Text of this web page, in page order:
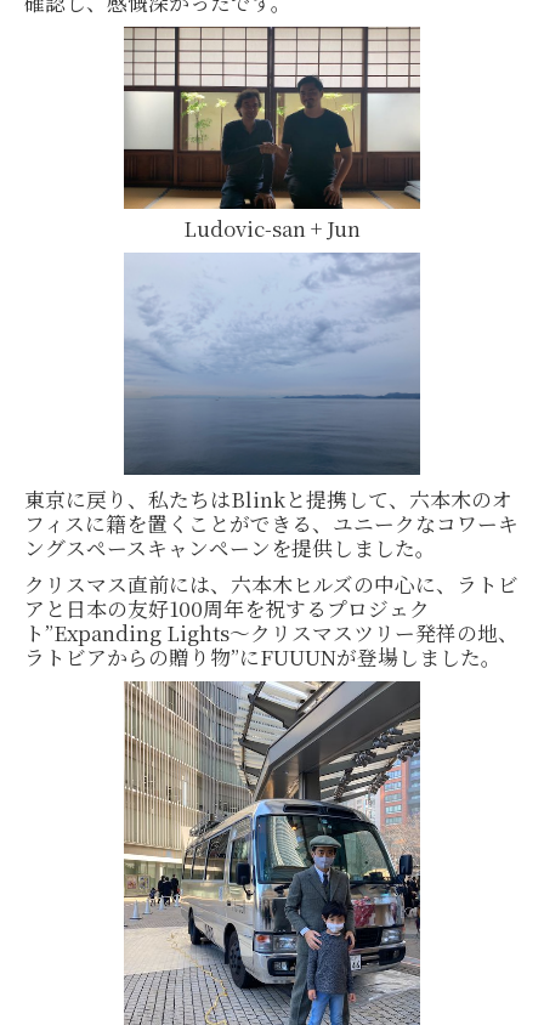
Ludovic-san + Jun
東京に戻り、私たちはBlinkと提携して、六本木のオ
フィスに籍を置くことができる、ユニークなコワーキ
ングスペースキャンペーンを提供しました。
クリスマス直前には、六本木ヒルズの中心に、ラトビ
アと日本の友好100周年を祝するプロジェク
ト”Expanding Lights〜クリスマスツリー発祥の地、
ラトビアからの贈り物”にFUUUNが登場しました。